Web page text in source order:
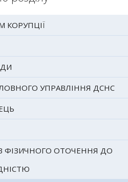
КОРУПЦІЇ
УПРАВЛІННЯ ДСНС
ФІЗИЧНОГО ОТОЧЕННЯ ДО